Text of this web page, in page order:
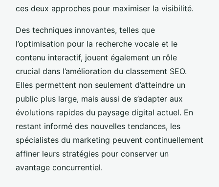
ces deux approches pour maximiser la visibilité.
Des techniques innovantes, telles que
l’optimisation pour la recherche vocale et le
contenu interactif, jouent également un rôle
crucial dans l’amélioration du classement SEO.
Elles permettent non seulement d’atteindre un
public plus large, mais aussi de s’adapter aux
évolutions rapides du paysage digital actuel. En
restant informé des nouvelles tendances, les
spécialistes du marketing peuvent continuellement
affiner leurs stratégies pour conserver un
avantage concurrentiel.